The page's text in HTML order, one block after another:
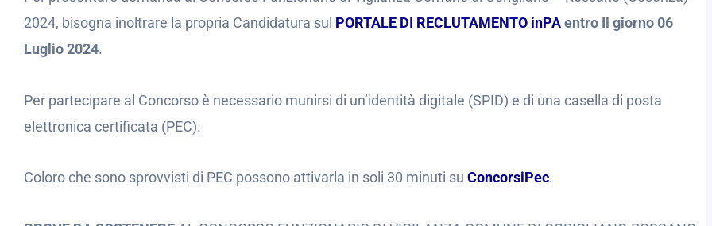
2024, bisogna inoltrare la propria Candidatura sul PORTALE DI RECLUTAMENTO inPAentro Il giorno 06
Luglio 2024.
Per partecipare al Concorso è necessario munirsi di un’identità digitale (SPID) e di una casella di posta
elettronica certificata (PEC).
Coloro che sono sprovvisti di PEC possono attivarla in soli 30 minuti su ConcorsiPec.